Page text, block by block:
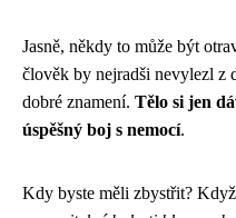
Jasně, někdy to může být
člověk by nejradši nevylezl z
dobré znamení. Tělo si jen
úspěšný boj s nemocí.
Kdy byste měli zbystřit?